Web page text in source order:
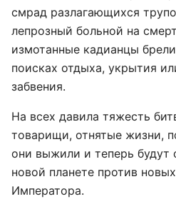
смрад разлагающихся
лепрозный больной на
измотанные кадианцы
поисках отдыха, укрытия
забвения.
На всех давила тяжесть
товарищи, отнятые жизни,
они выжили и теперь будут
новой планете против
Императора.